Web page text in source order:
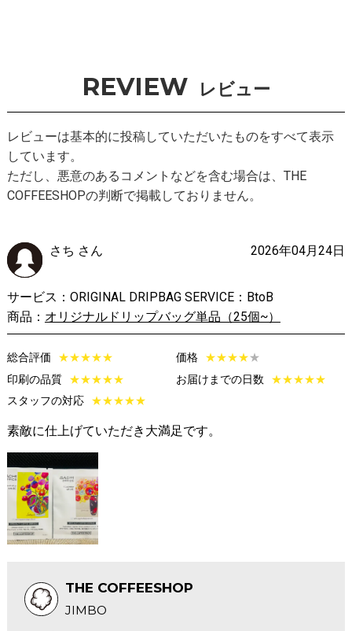
REVIEW レビュー
レビューは基本的に投稿していただいたものをすべて表示
しています。
ただし、悪意のあるコメントなどを含む場合は、THE
COFFEESHOPの判断で掲載しておりません。
さち さん
サービス：ORIGINAL DRIPBAG SERVICE：BtoB
商品： オリジナルドリップバッグ単品（25個~）
2026年04月24日
総合評価 ★★★★★ 価格 ★★★★★
印刷の品質
★★★★★ お届けまでの日数 ★★★★★
スタッフの対応
★★★★★
素敵に仕上げていただき大満足です。
THE COFFEESHOP
JIMBO